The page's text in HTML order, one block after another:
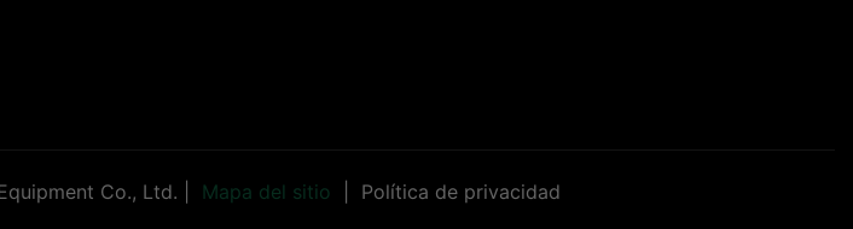
Co., Ltd. | Mapa del sitio Política de privacidad